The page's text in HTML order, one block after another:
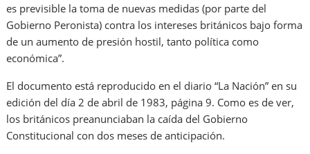
es previsible la toma de nuevas medidas (por parte del
Gobierno Peronista) contra los intereses británicos bajo forma
de un aumento de presión hostil, tanto política como
económica”.
El documento está reproducido en el diario “La Nación” en su
edición del día 2 de abril de 1983, página 9. Como es de ver,
los británicos preanunciaban la caída del Gobierno
Constitucional con dos meses de anticipación.